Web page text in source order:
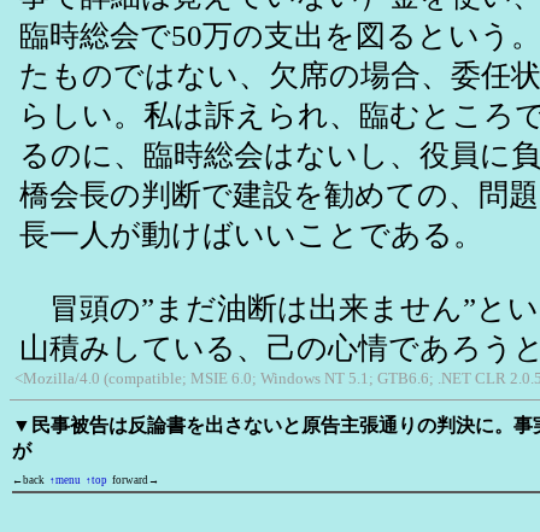
臨時総会で50万の支出を図るという
たものではない、欠席の場合、委任
らしい。私は訴えられ、臨むところ
るのに、臨時総会はないし、役員に
橋会長の判断で建設を勧めての、問
長一人が動けばいいことである。
冒頭の”まだ油断は出来ません”と
山積みしている、己の心情であろう
<Mozilla/4.0 (compatible; MSIE 6.0; Windows NT 5.1; GTB6.6; .NET CLR
▼民事被告は反論書を出さないと原告主張通りの判決に。事
が
←back ↑menu ↑top forward→